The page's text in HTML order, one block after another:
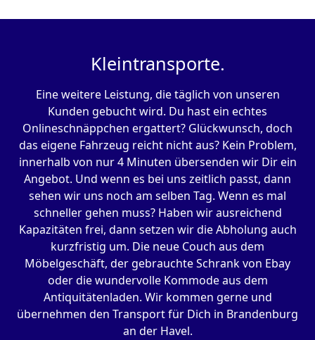
Kleintransporte.
Eine weitere Leistung, die täglich von unseren
Kunden gebucht wird. Du hast ein echtes
Onlineschnäppchen ergattert? Glückwunsch, doch
das eigene Fahrzeug reicht nicht aus? Kein Problem,
innerhalb von nur 4 Minuten übersenden wir Dir ein
Angebot. Und wenn es bei uns zeitlich passt, dann
sehen wir uns noch am selben Tag. Wenn es mal
schneller gehen muss? Haben wir ausreichend
Kapazitäten frei, dann setzen wir die Abholung auch
kurzfristig um. Die neue Couch aus dem
Möbelgeschäft, der gebrauchte Schrank von Ebay
oder die wundervolle Kommode aus dem
Antiquitätenladen. Wir kommen gerne und
übernehmen den Transport für Dich in Brandenburg
an der Havel.